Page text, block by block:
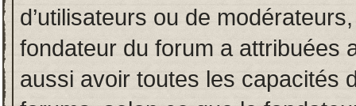
d’utilisateurs ou de
fondateur du forum a attribuées
aussi avoir toutes les capacités